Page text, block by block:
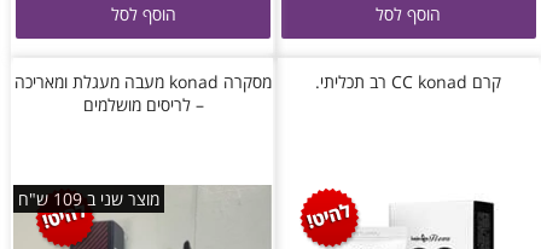
הוסף לסל הוסף לסל
קרם CC konad רב תכליתי.
מסקרה konad מעבה מעגלת ומאריכה
– לריסים מושלמים
מוצר שני ב 109 ש"ח